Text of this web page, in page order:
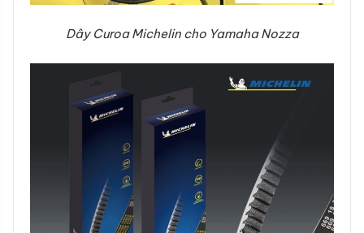
Dây Curoa Michelin cho Yamaha Nozza